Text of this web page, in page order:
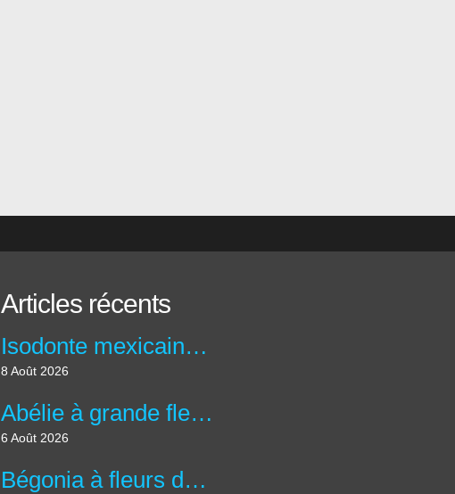
Articles récents
Isodonte mexicaine - isodontia mexicana
8 Août 2026
Abélie à grande fleurs - abelia x grandiflora
6 Août 2026
Bégonia à fleurs double 'Bouton de Rose' - Begonia x tuberhybrida 'Bouton de Rose'